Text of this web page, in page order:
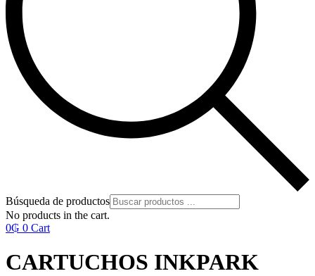
Búsqueda de productos
No products in the cart.
0₲ 0 Cart
CARTUCHOS INKPARK